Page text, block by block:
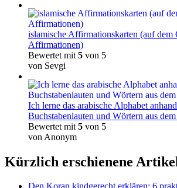
islamische Affirmationskarten (auf dem
Affirmationen)
Bewertet mit 5 von 5
von Sevgi
Ich lerne das arabische Alphabet
Buchstabenlauten und Wörtern aus
Bewertet mit 5 von 5
von Anonym
Kürzlich erschienene